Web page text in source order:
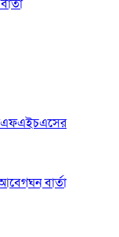
বার্তা